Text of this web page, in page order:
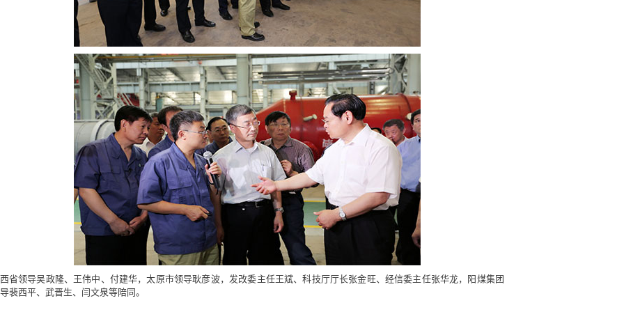
省领导吴政隆、王伟中、付建华，太原市领导耿彦波，发改委主任王斌、科技厅厅长张金旺、经信委主任张华龙，阳煤集团
裴西平、武晋生、闫文泉等陪同。